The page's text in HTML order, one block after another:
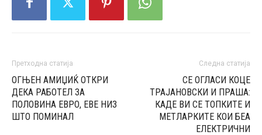
Претходна статија
ОГЊЕН АМИЏИЌ ОТКРИ
ДЕКА РАБОТЕЛ ЗА
ПОЛОВИНА ЕВРО, ЕВЕ НИЗ
ШТО ПОМИНАЛ
Следна статија
СЕ ОГЛАСИ КОЦЕ
ТРАЈАНОВСКИ И ПРАША:
КАДЕ ВИ СЕ ТОПКИТЕ И
МЕТЛАРКИТЕ КОИ БЕА
ЕЛЕКТРИЧНИ